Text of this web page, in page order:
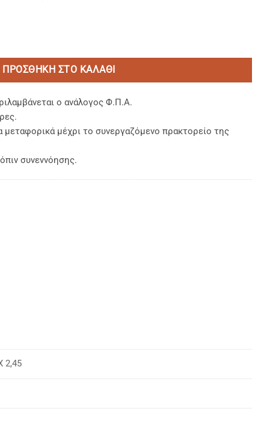
100% BAMBAKI PERCALE TC-250 ΚΛΩΣΤΕΣ ποσότητα
ΠΡΟΣΘΉΚΗ ΣΤΟ ΚΑΛΆΘΙ
ο ανάλογος Φ.Π.Α.
μεταφορικά μέχρι το συνεργαζόμενο πρακτορείο της
συνεννόησης.